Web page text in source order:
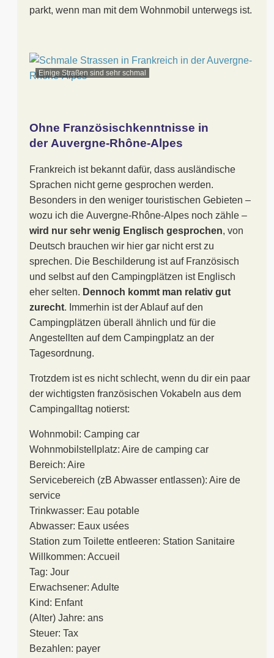
parkt, wenn man mit dem Wohnmobil unterwegs ist.
Einige Straßen sind sehr schmal
Ohne Französischkenntnisse in
der Auvergne-Rhône-Alpes
Frankreich ist bekannt dafür, dass ausländische
Sprachen nicht gerne gesprochen werden.
Besonders in den weniger touristischen Gebieten –
wozu ich die Auvergne-Rhône-Alpes noch zähle –
wird nur sehr wenig Englisch gesprochen, von
Deutsch brauchen wir hier gar nicht erst zu
sprechen. Die Beschilderung ist auf Französisch
und selbst auf den Campingplätzen ist Englisch
eher selten. Dennoch kommt man relativ gut
zurecht. Immerhin ist der Ablauf auf den
Campingplätzen überall ähnlich und für die
Angestellten auf dem Campingplatz an der
Tagesordnung.
Trotzdem ist es nicht schlecht, wenn du dir ein paar
der wichtigsten französischen Vokabeln aus dem
Campingalltag notierst:
Wohnmobil: Camping car
Wohnmobilstellplatz: Aire de camping car
Bereich: Aire
Servicebereich (zB Abwasser entlassen): Aire de
service
Trinkwasser: Eau potable
Abwasser: Eaux usées
Station zum Toilette entleeren: Station Sanitaire
Willkommen: Accueil
Tag: Jour
Erwachsener: Adulte
Kind: Enfant
(Alter) Jahre: ans
Steuer: Tax
Bezahlen: payer